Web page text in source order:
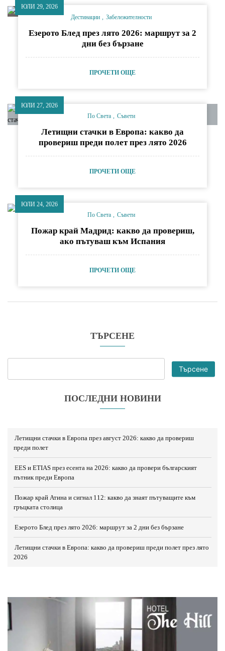
ТЪРСЕНЕ
Търсене
ПОСЛЕДНИ НОВИНИ
Летищни стачки в Европа през август 2026: какво да провериш
преди полет
EES и ETIAS през есента на 2026: какво да провери българският
пътник преди Европа
Пожар край Атина и сигнал 112: какво да знаят пътуващите към
гръцката столица
Езерото Блед през лято 2026: маршрут за 2 дни без бързане
Летищни стачки в Европа: какво да провериш преди полет през лято
2026
ЮЛИ 29, 2026
Дестинации
Забележителности
Езерото Блед през лято 2026: маршрут за 2
дни без бързане
ПРОЧЕТИ ОЩЕ
ЮЛИ 27, 2026
По Света
Съвети
Летищни стачки в Европа: какво да
провериш преди полет през лято 2026
ПРОЧЕТИ ОЩЕ
ЮЛИ 24, 2026
По Света
Съвети
Пожар край Мадрид: какво да провериш,
ако пътуваш към Испания
ПРОЧЕТИ ОЩЕ